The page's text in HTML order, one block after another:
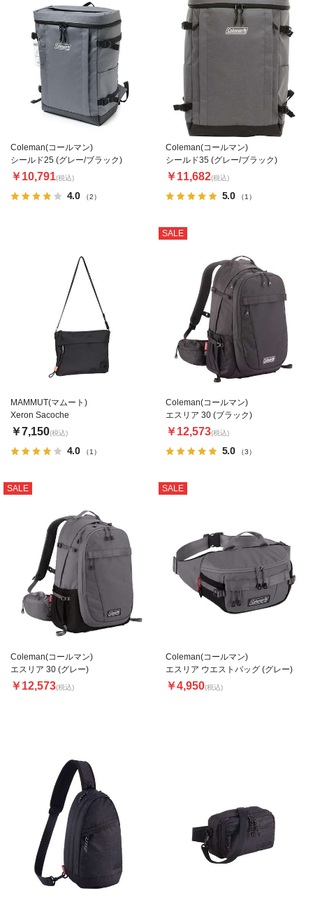
4.0 （2）
Coleman(コールマン)
シールド25 (グレー/ブラック)
￥10,791(税込)
5.0 （1）
Coleman(コールマン)
シールド35 (グレー/ブラック)
￥11,682(税込)
4.0 （1）
MAMMUT(マムート)
Xeron Sacoche
￥7,150(税込)
SALE
5.0 （3）
Coleman(コールマン)
エスリア 30 (ブラック)
￥12,573(税込)
SALE
Coleman(コールマン)
エスリア 30 (グレー)
￥12,573(税込)
SALE
Coleman(コールマン)
エスリア ウエストバッグ (グレー)
￥4,950(税込)